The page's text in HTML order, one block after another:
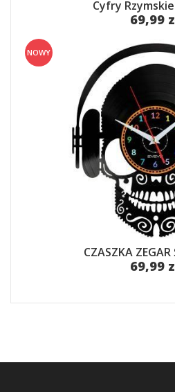
Cyfry
69,99
CZASZKA ZEGAR
69,99
NOWY